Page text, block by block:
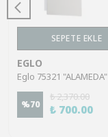
SEPETE EKLE
EGLO
%70
₺ 2,370.00
₺ 700.00